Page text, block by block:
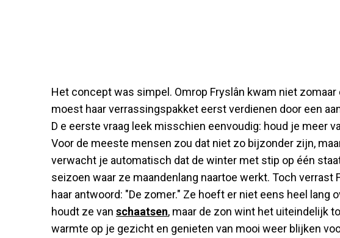
Het concept was simpel. Omrop Fryslân kwam niet zomaar
moest haar verrassingspakket eerst verdienen door een
D e eerste vraag leek misschien eenvoudig: houd je meer
Voor de meeste mensen zou dat niet zo bijzonder zijn,
verwacht je automatisch dat de winter met stip op één
seizoen waar ze maandenlang naartoe werkt. Toch verrast
haar antwoord: "De zomer." Ze hoeft er niet eens heel lang
houdt ze van schaatsen, maar de zon wint het uiteindelijk
warmte op je gezicht en genieten van mooi weer blijken